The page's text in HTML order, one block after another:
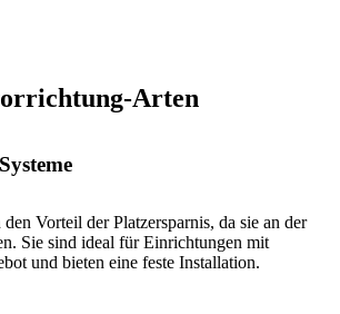
Arten
Vorteil der Platzersparnis, da sie an der
Sie sind ideal für Einrichtungen mit
und bieten eine feste Installation.